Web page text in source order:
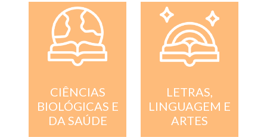
CIÊNCIAS
BIOLÓGICAS E
DA SAÚDE
LETRAS,
LINGUAGEM E
ARTES